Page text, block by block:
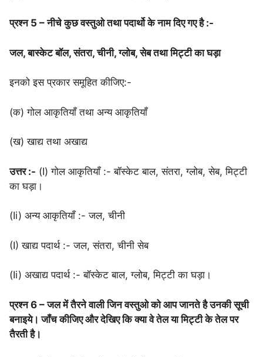
प्रश्न 5 – नीचे कुछ वस्तुओ तथा पदार्थो के नाम दिए गए है :-
जल, बास्केट बॉल, संतरा, चीनी, ग्लोब, सेब तथा मिट्टी का घड़ा
इनको इस प्रकार समूहित कीजिए:-
(क) गोल आकृतियाँ तथा अन्य आकृतियाँ
(ख) खाद्य तथा अखाद्य
उत्तर :- (I) गोल आकृतियाँ :- बॉस्केट बाल, संतरा, ग्लोब, सेब, मिट्टी
का घड़ा।
(Ii) अन्य आकृतियाँ :- जल, चीनी
(I) खाद्य पदार्थ :- जल, संतरा, चीनी सेब
(Ii) अखाद्य पदार्थ :- बॉस्केट बाल, ग्लोब, मिट्टी का घड़ा।
प्रश्न 6 – जल में तैरने वाली जिन वस्तुओ को आप जानते है उनकी सूची
बनाइये। जॉंच कीजिए और देखिए कि क्या वे तेल या मिट्टी के तेल पर
तैरती है।